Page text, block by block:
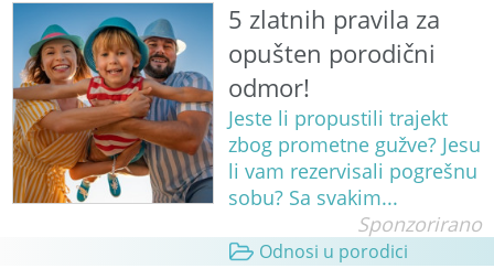
5 zlatnih pravila za
opušten porodični
odmor!
Jeste li propustili trajekt
zbog prometne gužve? Jesu
li vam rezervisali pogrešnu
sobu? Sa svakim...
Sponzorirano
Odnosi u porodici